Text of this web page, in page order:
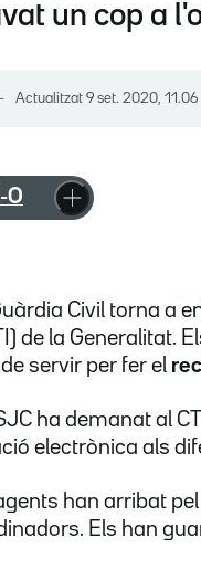
un cop a
Actualitzat 9 set. 2020, 11.06
O
Civil torna a
de la Generalitat.
servir per fer el
ha demanat al
electrònica als
han arribat
Els han